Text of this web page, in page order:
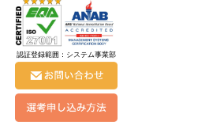
認証登録範囲：システム事業部